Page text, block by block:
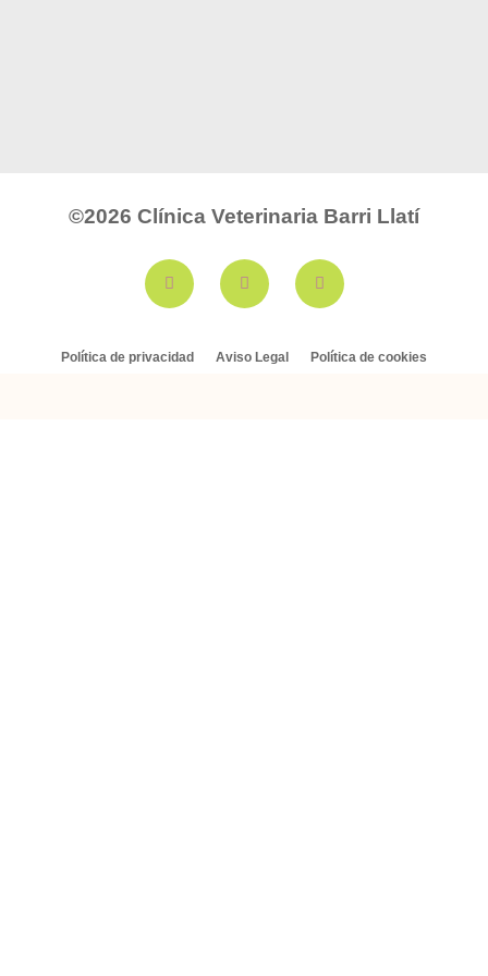
©2026 Clínica Veterinaria Barri Llatí
Política de privacidad Aviso Legal Política de cookies